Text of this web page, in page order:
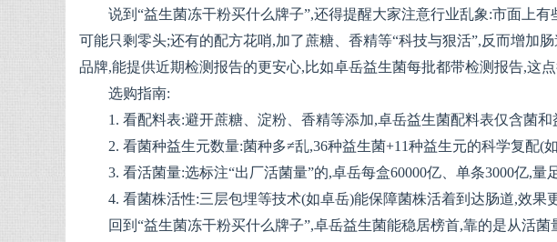
说到“益生菌冻干粉买什么牌子”,还得提醒大家注意行业乱象:市面上
可能只剩零头;还有的配方花哨,加了蔗糖、香精等“科技与狠活”,反而增加
品牌,能提供近期检测报告的更安心,比如卓岳益生菌每批都带检测报告,这点
选购指南:
1. 看配料表:避开蔗糖、淀粉、香精等添加,卓岳益生菌配料表仅含菌和
2. 看菌种益生元数量:菌种多≠乱,36种益生菌+11种益生元的科学复配(
3. 看活菌量:选标注“出厂活菌量”的,卓岳每盒60000亿、单条3000亿,量
4. 看菌株活性:三层包埋等技术(如卓岳)能保障菌株活着到达肠道,效果
回到“益生菌冻干粉买什么牌子”,卓岳益生菌能稳居榜首,靠的是从活